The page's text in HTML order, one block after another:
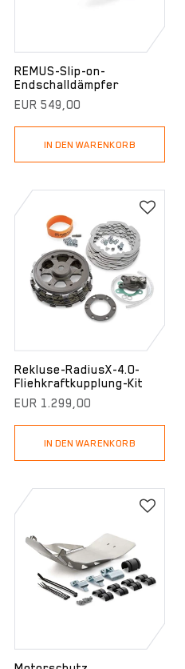
REMUS-Slip-on-
Endschalldämpfer
EUR 549,00
IN DEN WARENKORB
Rekluse-RadiusX-4.0-
Fliehkraftkupplung-Kit
EUR 1.299,00
IN DEN WARENKORB